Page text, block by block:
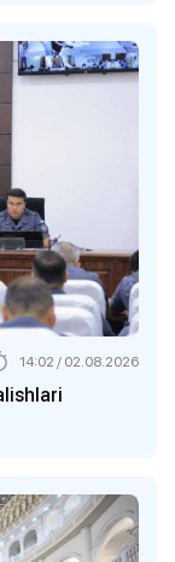
14:02 / 02.08.2026